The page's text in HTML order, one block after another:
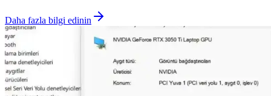
Daha fazla bilgi edinin